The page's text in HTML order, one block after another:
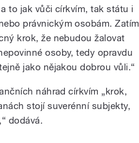
to jak vůči církvím, tak státu i
právnickým osobám. Zatím
krok, že nebudou žalovat
osoby, tedy opravdu
jako nějakou dobrou vůli.“
náhrad církvím „krok,
stojí suverénní subjekty,
dodává.